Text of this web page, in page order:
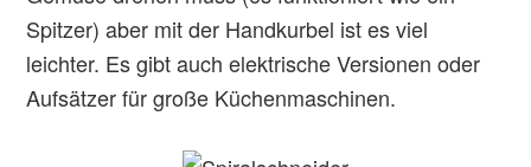
Spitzer) aber mit der Handkurbel ist es viel
leichter. Es gibt auch elektrische Versionen oder
Aufsätzer für große Küchenmaschinen.